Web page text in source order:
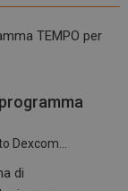
Dexcom...